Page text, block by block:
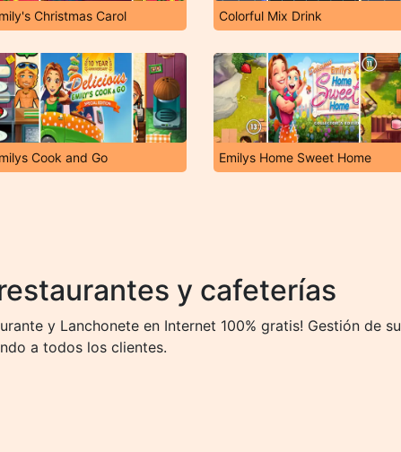
Christmas Carol Colorful Mix Drink
Cook and Go Emilys Home Sweet Home
y cafeterías
y Lanchonete en Internet 100% gratis! Gestión de su
a todos los clientes.